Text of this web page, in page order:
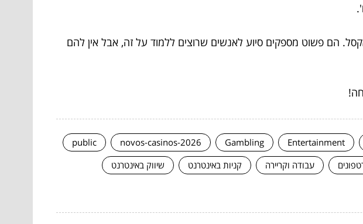
הם פשוט מספקים סיוע לאנשים שרוצים ללמוד על זה, אבל אין להם
Entertainment
Gambling
novos-casinos-2026
public
עבודה וקריירה קניות באינטרנט
שיווק באינטרנט